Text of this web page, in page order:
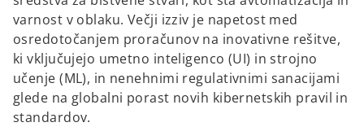
varnost v oblaku. Večji izziv je napetost med
osredotočanjem proračunov na inovativne rešitve,
ki vključujejo umetno inteligenco (UI) in strojno
učenje (ML), in nenehnimi regulativnimi sanacijami
glede na globalni porast novih kibernetskih pravil in
standardov.